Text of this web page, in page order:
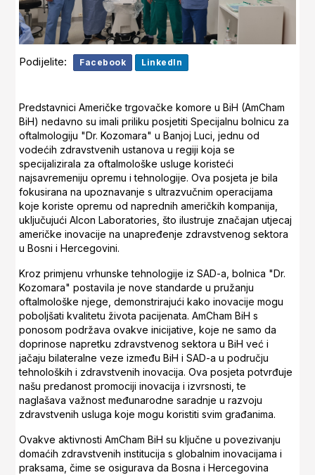
Podijelite: Facebook LinkedIn
Predstavnici Američke trgovačke komore u BiH (AmCham
BiH) nedavno su imali priliku posjetiti Specijalnu bolnicu za
oftalmologiju "Dr. Kozomara" u Banjoj Luci, jednu od
vodećih zdravstvenih ustanova u regiji koja se
specijalizirala za oftalmološke usluge koristeći
najsavremeniju opremu i tehnologije. Ova posjeta je bila
fokusirana na upoznavanje s ultrazvučnim operacijama
koje koriste opremu od naprednih američkih kompanija,
uključujući Alcon Laboratories, što ilustruje značajan utjecaj
američke inovacije na unapređenje zdravstvenog sektora
u Bosni i Hercegovini.
Kroz primjenu vrhunske tehnologije iz SAD-a, bolnica "Dr.
Kozomara" postavila je nove standarde u pružanju
oftalmološke njege, demonstrirajući kako inovacije mogu
poboljšati kvalitetu života pacijenata. AmCham BiH s
ponosom podržava ovakve inicijative, koje ne samo da
doprinose napretku zdravstvenog sektora u BiH već i
jačaju bilateralne veze između BiH i SAD-a u području
tehnoloških i zdravstvenih inovacija. Ova posjeta potvrđuje
našu predanost promociji inovacija i izvrsnosti, te
naglašava važnost međunarodne saradnje u razvoju
zdravstvenih usluga koje mogu koristiti svim građanima.
Ovakve aktivnosti AmCham BiH su ključne u povezivanju
domaćih zdravstvenih institucija s globalnim inovacijama i
praksama, čime se osigurava da Bosna i Hercegovina